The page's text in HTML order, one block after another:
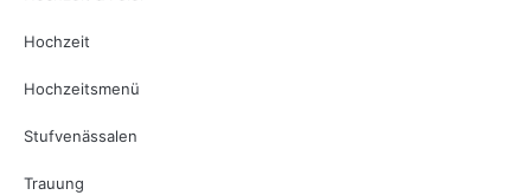
Hochzeit
Hochzeitsmenü
Stufvenässalen
Trauung